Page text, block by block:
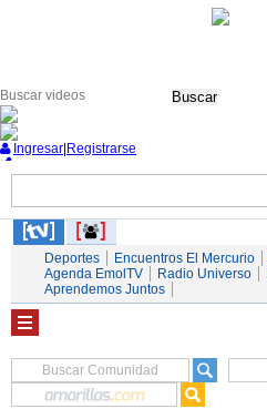
Buscar
Ingresar Registrarse
Deportes Encuentros El Mercurio
Agenda EmolTV
Radio Universo
Aprendemos Juntos